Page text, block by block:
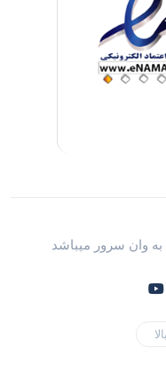
وان سرور میباشد